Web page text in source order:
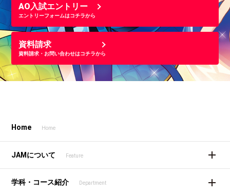
AO入試エントリー
エントリーフォームはコチラから
資料請求
資料請求・お問い合わせはコチラから
Home Home
JAMについて Feature
学科・コース紹介 Department